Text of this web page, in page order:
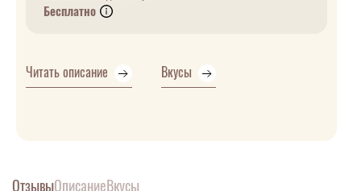
Бесплатно
Читать описание Вкусы
ОтзывыОписаниеВкусы